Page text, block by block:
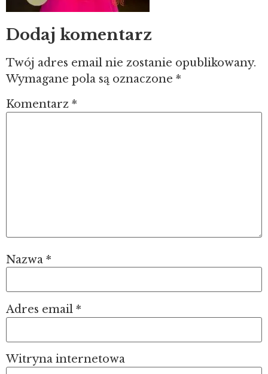
Dodaj komentarz
Twój adres email nie zostanie opublikowany.
Wymagane pola są oznaczone *
Komentarz *
Nazwa *
Adres email *
Witryna internetowa